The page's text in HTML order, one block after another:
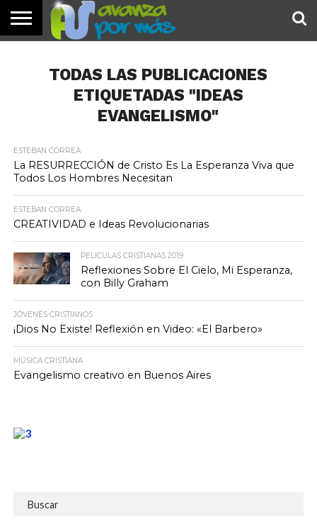
DE HOY
NOSOTROS
TODAS LAS PUBLICACIONES
ETIQUETADAS "IDEAS
EVANGELISMO"
ESTEBAN CORREA
La RESURRECCIÓN de Cristo Es La Esperanza Viva que
Todos Los Hombres Necesitan
ESTEBAN CORREA
CREATIVIDAD e Ideas Revolucionarias
PELICULAS CRISTIANAS 2019
Reflexiones Sobre El Cielo, Mi Esperanza,
con Billy Graham
JÓVENES CRISTIANOS
¡Dios No Existe! Reflexión en Video: «El Barbero»
MÚSICA CRISTIANA
Evangelismo creativo en Buenos Aires